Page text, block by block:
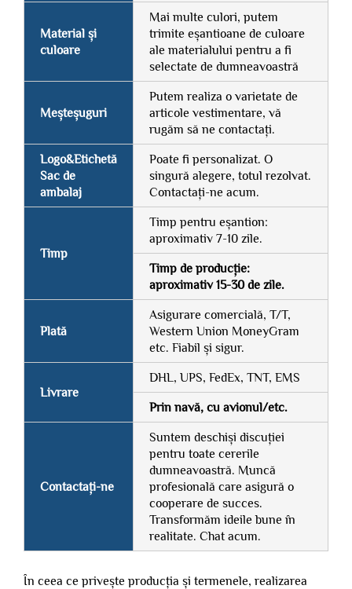
Material și
culoare
Mai multe culori, putem
trimite eșantioane de culoare
ale materialului pentru a fi
selectate de dumneavoastră
Meșteșuguri
Putem realiza o varietate de
articole vestimentare, vă
rugăm să ne contactați.
Logo&Etichetă
Sac de
ambalaj
Poate fi personalizat. O
singură alegere, totul rezolvat.
Contactați-ne acum.
Timp
Timp pentru eșantion:
aproximativ 7-10 zile.
Timp de producție:
aproximativ 15-30 de zile.
Plată
Asigurare comercială, T/T,
Western Union MoneyGram
etc. Fiabil și sigur.
Livrare
DHL, UPS, FedEx, TNT, EMS
Prin navă, cu avionul/etc.
Contactați-ne
Suntem deschiși discuției
pentru toate cererile
dumneavoastră. Muncă
profesională care asigură o
cooperare de succes.
Transformăm ideile bune în
realitate. Chat acum.
În ceea ce privește producția și termenele, realizarea